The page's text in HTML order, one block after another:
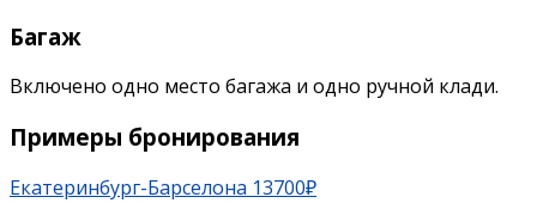
Багаж
Включено одно место багажа и одно ручной клади.
Примеры бронирования
Екатеринбург-Барселона 13700₽